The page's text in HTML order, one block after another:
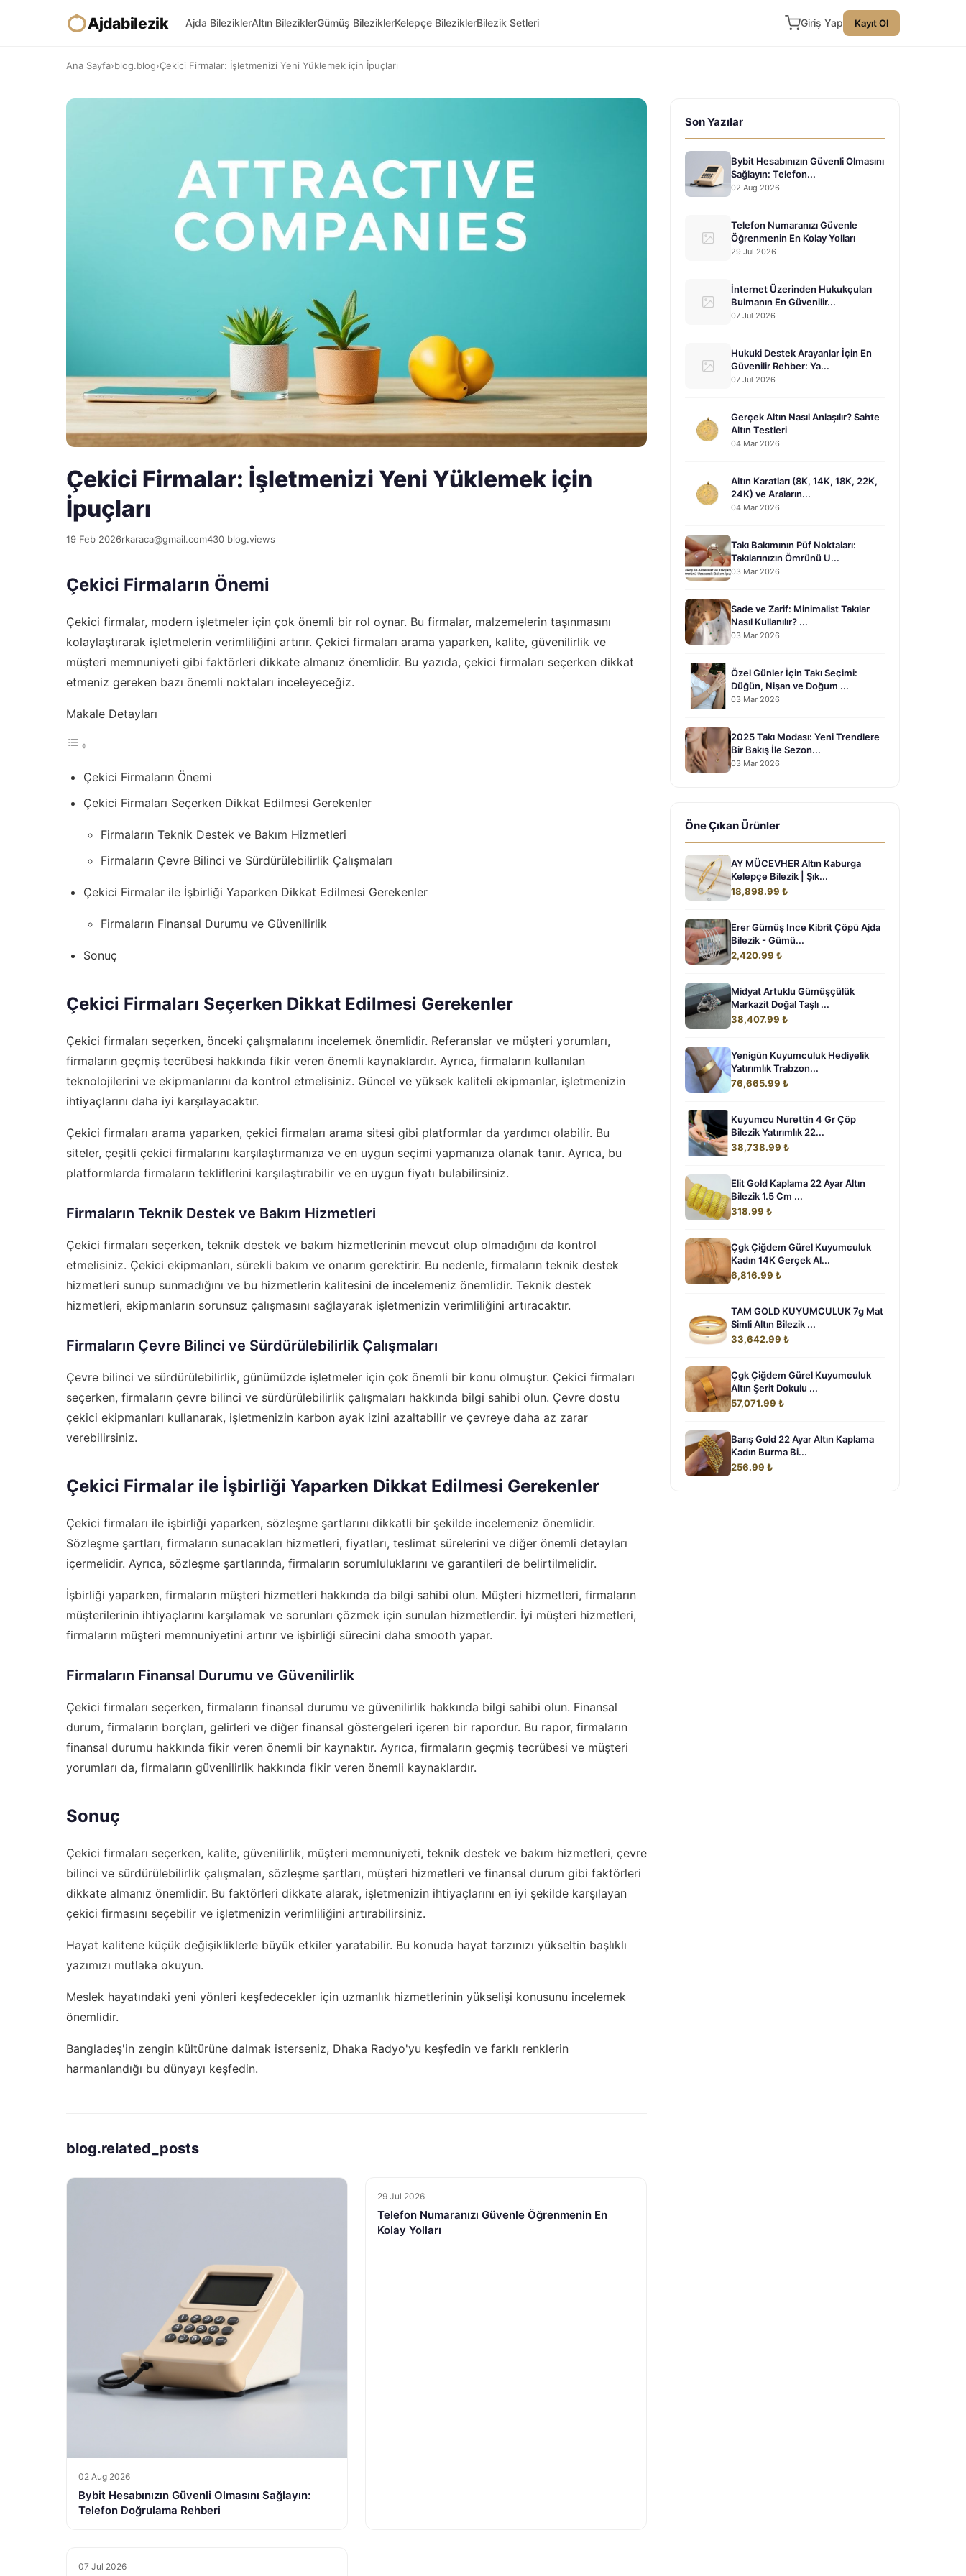
Ajdabilezik Ajda BileziklerAltın BileziklerGümüş BileziklerKelepçe BileziklerBilezik Setleri Giriş Yap Kayıt Ol
Ana Sayfa›blog.blog›Çekici Firmalar: İşletmenizi Yeni Yüklemek için İpuçları
Çekici Firmalar: İşletmenizi Yeni Yüklemek için
İpuçları
19 Feb 2026rkaraca@gmail.com430 blog.views
Çekici Firmaların Önemi
Çekici firmalar, modern işletmeler için çok önemli bir rol oynar. Bu firmalar, malzemelerin taşınmasını
kolaylaştırarak işletmelerin verimliliğini artırır. Çekici firmaları arama yaparken, kalite, güvenilirlik ve
müşteri memnuniyeti gibi faktörleri dikkate almanız önemlidir. Bu yazıda, çekici firmaları seçerken dikkat
etmeniz gereken bazı önemli noktaları inceleyeceğiz.
Makale Detayları
Çekici Firmaların Önemi
Çekici Firmaları Seçerken Dikkat Edilmesi Gerekenler
Firmaların Teknik Destek ve Bakım Hizmetleri
Firmaların Çevre Bilinci ve Sürdürülebilirlik Çalışmaları
Çekici Firmalar ile İşbirliği Yaparken Dikkat Edilmesi Gerekenler
Firmaların Finansal Durumu ve Güvenilirlik
Sonuç
Çekici Firmaları Seçerken Dikkat Edilmesi Gerekenler
Çekici firmaları seçerken, önceki çalışmalarını incelemek önemlidir. Referanslar ve müşteri yorumları,
firmaların geçmiş tecrübesi hakkında fikir veren önemli kaynaklardır. Ayrıca, firmaların kullanılan
teknolojilerini ve ekipmanlarını da kontrol etmelisiniz. Güncel ve yüksek kaliteli ekipmanlar, işletmenizin
ihtiyaçlarını daha iyi karşılayacaktır.
Çekici firmaları arama yaparken, çekici firmaları arama sitesi gibi platformlar da yardımcı olabilir. Bu
siteler, çeşitli çekici firmalarını karşılaştırmanıza ve en uygun seçimi yapmanıza olanak tanır. Ayrıca, bu
platformlarda firmaların tekliflerini karşılaştırabilir ve en uygun fiyatı bulabilirsiniz.
Firmaların Teknik Destek ve Bakım Hizmetleri
Çekici firmaları seçerken, teknik destek ve bakım hizmetlerinin mevcut olup olmadığını da kontrol
etmelisiniz. Çekici ekipmanları, sürekli bakım ve onarım gerektirir. Bu nedenle, firmaların teknik destek
hizmetleri sunup sunmadığını ve bu hizmetlerin kalitesini de incelemeniz önemlidir. Teknik destek
hizmetleri, ekipmanların sorunsuz çalışmasını sağlayarak işletmenizin verimliliğini artıracaktır.
Firmaların Çevre Bilinci ve Sürdürülebilirlik Çalışmaları
Çevre bilinci ve sürdürülebilirlik, günümüzde işletmeler için çok önemli bir konu olmuştur. Çekici firmaları
seçerken, firmaların çevre bilinci ve sürdürülebilirlik çalışmaları hakkında bilgi sahibi olun. Çevre dostu
çekici ekipmanları kullanarak, işletmenizin karbon ayak izini azaltabilir ve çevreye daha az zarar
verebilirsiniz.
Çekici Firmalar ile İşbirliği Yaparken Dikkat Edilmesi Gerekenler
Çekici firmaları ile işbirliği yaparken, sözleşme şartlarını dikkatli bir şekilde incelemeniz önemlidir.
Sözleşme şartları, firmaların sunacakları hizmetleri, fiyatları, teslimat sürelerini ve diğer önemli detayları
içermelidir. Ayrıca, sözleşme şartlarında, firmaların sorumluluklarını ve garantileri de belirtilmelidir.
İşbirliği yaparken, firmaların müşteri hizmetleri hakkında da bilgi sahibi olun. Müşteri hizmetleri, firmaların
müşterilerinin ihtiyaçlarını karşılamak ve sorunları çözmek için sunulan hizmetlerdir. İyi müşteri hizmetleri,
firmaların müşteri memnuniyetini artırır ve işbirliği sürecini daha smooth yapar.
Firmaların Finansal Durumu ve Güvenilirlik
Çekici firmaları seçerken, firmaların finansal durumu ve güvenilirlik hakkında bilgi sahibi olun. Finansal
durum, firmaların borçları, gelirleri ve diğer finansal göstergeleri içeren bir rapordur. Bu rapor, firmaların
finansal durumu hakkında fikir veren önemli bir kaynaktır. Ayrıca, firmaların geçmiş tecrübesi ve müşteri
yorumları da, firmaların güvenilirlik hakkında fikir veren önemli kaynaklardır.
Sonuç
Çekici firmaları seçerken, kalite, güvenilirlik, müşteri memnuniyeti, teknik destek ve bakım hizmetleri, çevre
bilinci ve sürdürülebilirlik çalışmaları, sözleşme şartları, müşteri hizmetleri ve finansal durum gibi faktörleri
dikkate almanız önemlidir. Bu faktörleri dikkate alarak, işletmenizin ihtiyaçlarını en iyi şekilde karşılayan
çekici firmasını seçebilir ve işletmenizin verimliliğini artırabilirsiniz.
Hayat kalitene küçük değişikliklerle büyük etkiler yaratabilir. Bu konuda hayat tarzınızı yükseltin başlıklı
yazımızı mutlaka okuyun.
Meslek hayatındaki yeni yönleri keşfedecekler için uzmanlık hizmetlerinin yükselişi konusunu incelemek
önemlidir.
Bangladeş'in zengin kültürüne dalmak isterseniz, Dhaka Radyo'yu keşfedin ve farklı renklerin
harmanlandığı bu dünyayı keşfedin.
blog.related_posts
02 Aug 2026
Bybit Hesabınızın Güvenli Olmasını Sağlayın:
Telefon Doğrulama Rehberi
29 Jul 2026
Telefon Numaranızı Güvenle Öğrenmenin En
Kolay Yolları
07 Jul 2026
Son Yazılar
Bybit Hesabınızın Güvenli Olmasını
Sağlayın: Telefon...
02 Aug 2026
Telefon Numaranızı Güvenle
Öğrenmenin En Kolay Yolları
29 Jul 2026
İnternet Üzerinden Hukukçuları
Bulmanın En Güvenilir...
07 Jul 2026
Hukuki Destek Arayanlar İçin En
Güvenilir Rehber: Ya...
07 Jul 2026
Gerçek Altın Nasıl Anlaşılır? Sahte
Altın Testleri
04 Mar 2026
Altın Karatları (8K, 14K, 18K, 22K,
24K) ve Araların...
04 Mar 2026
Takı Bakımının Püf Noktaları:
Takılarınızın Ömrünü U...
03 Mar 2026
Sade ve Zarif: Minimalist Takılar
Nasıl Kullanılır? ...
03 Mar 2026
Özel Günler İçin Takı Seçimi:
Düğün, Nişan ve Doğum ...
03 Mar 2026
2025 Takı Modası: Yeni Trendlere
Bir Bakış İle Sezon...
03 Mar 2026
Öne Çıkan Ürünler
AY MÜCEVHER Altın Kaburga
Kelepçe Bilezik | Şık...
18,898.99 ₺
Erer Gümüş Ince Kibrit Çöpü Ajda
Bilezik - Gümü...
2,420.99 ₺
Midyat Artuklu Gümüşçülük
Markazit Doğal Taşlı ...
38,407.99 ₺
Yenigün Kuyumculuk Hediyelik
Yatırımlık Trabzon...
76,665.99 ₺
Kuyumcu Nurettin 4 Gr Çöp
Bilezik Yatırımlık 22...
38,738.99 ₺
Elit Gold Kaplama 22 Ayar Altın
Bilezik 1.5 Cm ...
318.99 ₺
Çgk Çiğdem Gürel Kuyumculuk
Kadın 14K Gerçek Al...
6,816.99 ₺
TAM GOLD KUYUMCULUK 7g Mat
Simli Altın Bilezik ...
33,642.99 ₺
Çgk Çiğdem Gürel Kuyumculuk
Altın Şerit Dokulu ...
57,071.99 ₺
Barış Gold 22 Ayar Altın Kaplama
Kadın Burma Bi...
256.99 ₺